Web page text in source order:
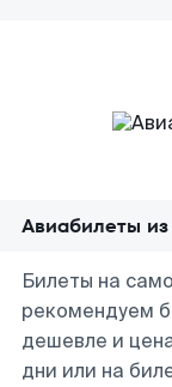
Авиабилеты
Билеты на
рекомендуем
дешевле и
дни или на